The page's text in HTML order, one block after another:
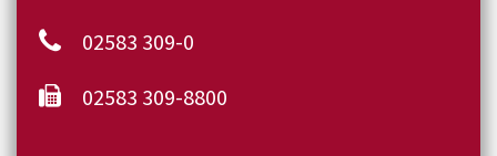
02583 309-0
02583 309-8800